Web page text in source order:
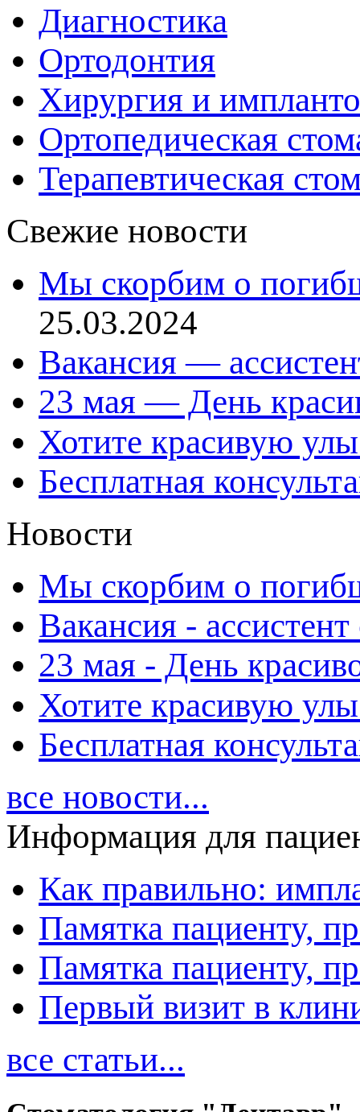
Диагностика
Ортодонтия
Хирургия и
Ортопедическая
Терапевтическая
Свежие новости
Мы скорбим о
25.03.2024
Вакансия —
23 мая — День
Хотите красивую
Бесплатная
Новости
Мы скорбим о
Вакансия - ассистент
23 мая - День
Хотите красивую
Бесплатная
все новости...
Информация для
Как правильно:
Памятка пациенту,
Памятка пациенту,
Первый визит в
все статьи...